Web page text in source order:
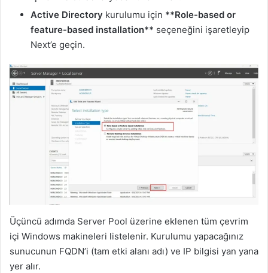
Active Directory kurulumu için **Role-based or
feature-based installation** seçeneğini işaretleyip
Next’e geçin.
Üçüncü adımda Server Pool üzerine eklenen tüm çevrim
içi Windows makineleri listelenir. Kurulumu yapacağınız
sunucunun FQDN’i (tam etki alanı adı) ve IP bilgisi yan yana
yer alır.